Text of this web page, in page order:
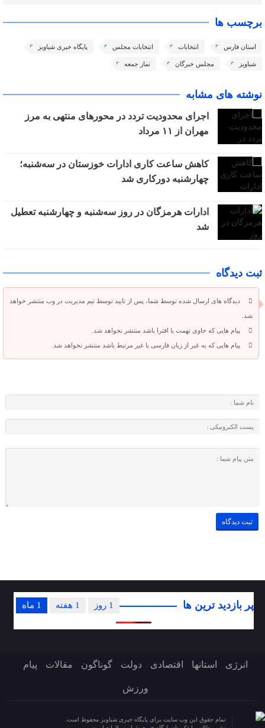
برچسب ها
استان فارس انتخابات انتخابات مجلس پایگاه خبری شباویز
شباویز مجلس خبرگان نماز جمعه
نوشته های مشابه
اجرای محدودیت تردد در محورهای منتهی به مرز
مهران از ۱۱ مرداد
کاهش ساعت کاری ادارات خوزستان در سه‌شنبه؛
چهارشنبه دورکاری شد
ادارات هرمزگان در روز سه‌شنبه و چهارشنبه تعطیل
شد
ثبت دیدگاه
دیدگاه های ارسال شده توسط شما، پس از تایید توسط تیم مدیریت در وب منتشر خواهد
شد.
پیام هایی که حاوی تهمت یا افترا باشد منتشر نخواهد شد.
پیام هایی که به غیر از زبان فارسی یا غیر مرتبط باشد منتشر نخواهد شد.
پر بازدید ترین ها 1 ماه 1 هفته 1 روز
انرژی استانها اقتصادی دولت گوناگون مقالات پیام
ورزش
تمام حقوق این وب سایت برای پایگاه خبری شباویز محفوظ است.